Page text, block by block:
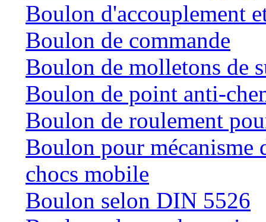
Boulon d'accouplement
Boulon de commande
Boulon de molletons de
Boulon de point anti-
Boulon de roulement
Boulon pour mécanisme
chocs mobile
Boulon selon DIN 5526